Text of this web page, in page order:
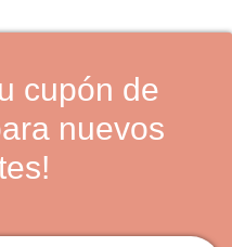
cupón de
nuevos